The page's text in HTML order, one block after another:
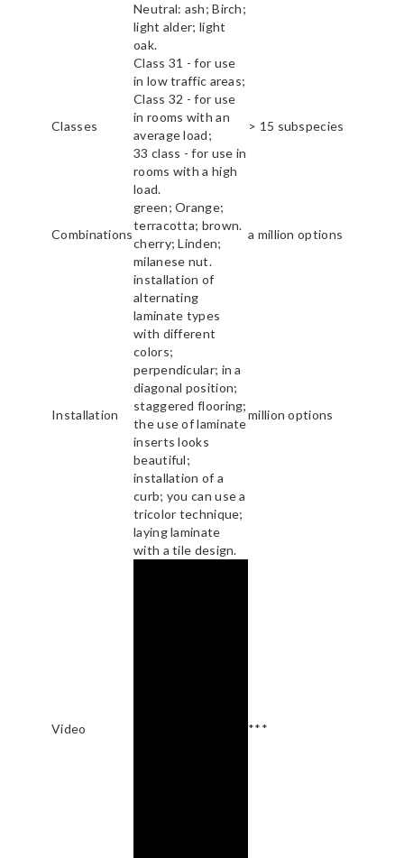
Neutral: ash; Birch;
light alder; light
oak.
Classes
Class 31 - for use
in low traffic areas;
Class 32 - for use
in rooms with an
average load;
33 class - for use in
rooms with a high
load.
> 15 subspecies
Combinations
green; Orange;
terracotta; brown.
cherry; Linden;
milanese nut.
a million options
Installation
installation of
alternating
laminate types
with different
colors;
perpendicular; in a
diagonal position;
staggered flooring;
the use of laminate
inserts looks
beautiful;
installation of a
curb; you can use a
tricolor technique;
laying laminate
with a tile design.
million options
Video ***